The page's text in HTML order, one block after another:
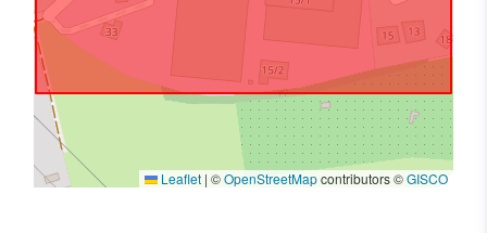
Leaflet | ©OpenStreetMapcontributors ©GISCO